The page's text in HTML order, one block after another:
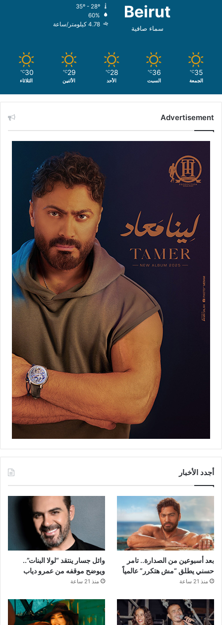
Beirut
سماء صافية
60%
4.78 كيلومتر/ساعة
35
℃
الجمعة
36
℃
السبت
28
℃
الأحد
29
℃
الأثنين
30
℃
الثلاثاء
Advertisement
أجدد الأخبار
بعد أسبوعين من الصدارة.. تامر
حسني يطلق “مش هتكرر” عالمياً
منذ 21 ساعة
وائل جسار ينتقد “لولا البنات”..
ويوضح موقفه من عمرو دياب
منذ 21 ساعة